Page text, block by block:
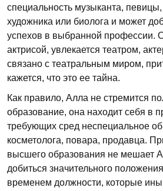
специальность музыканта,
художника или биолога и может
успехов в выбранной профессии.
актрисой, увлекается театром,
связано с театральным миром,
кажется, что это ее тайна.
Как правило, Алла не стремится
образование, она находит себя в
требующих сред неспециальное
косметолога, повара, продавца.
высшего образования не мешает
добиться значительного
временем должности, которые